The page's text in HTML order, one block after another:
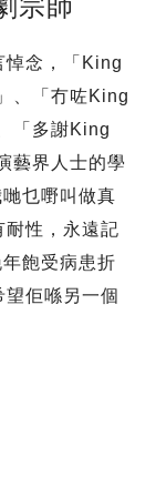
悼念，「King
、「冇咗King
「多謝King
藝界人士的學
乜嘢叫做真
耐性，永遠記
飽受病患折
望佢喺另一個